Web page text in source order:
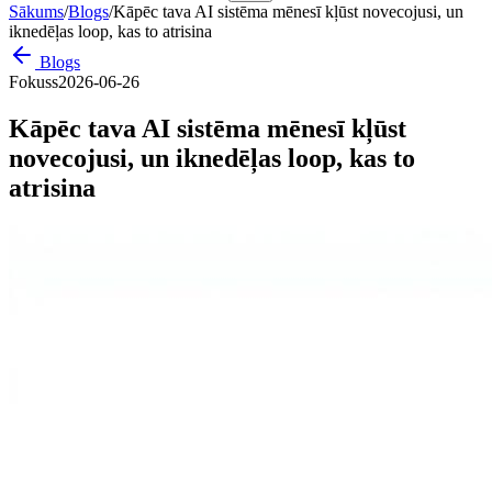
Sākums/Blogs/Kāpēc tava AI sistēma mēnesī kļūst novecojusi, un
iknedēļas loop, kas to atrisina
Blogs
Fokuss2026-06-26
Kāpēc tava AI sistēma mēnesī kļūst
novecojusi, un iknedēļas loop, kas to
atrisina